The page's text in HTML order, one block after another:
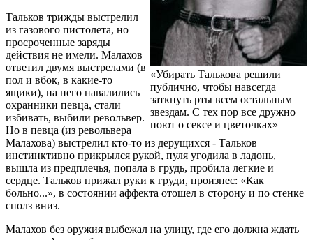
«Убирать Талькова решили
публично, чтобы навсегда
заткнуть рты всем остальным
звездам. С тех пор все дружно
поют о сексе и цветочках»
Тальков трижды выстрелил
из газового пистолета, но
просроченные заряды
действия не имели. Малахов
ответил двумя выстрелами (в
пол и вбок, в какие-то
ящики), на него навалились
охранники певца, стали
избивать, выбили револьвер.
Но в певца (из револьвера
Малахова) выстрелил кто-то из дерущихся - Тальков
инстинктивно прикрылся рукой, пуля угодила в ладонь,
вышла из предплечья, попала в грудь, пробила легкие и
сердце. Тальков прижал руки к груди, произнес: «Как
больно...», в состоянии аффекта отошел в сторону и по стенке
сполз вниз.
Малахов без оружия выбежал на улицу, где его должна ждать